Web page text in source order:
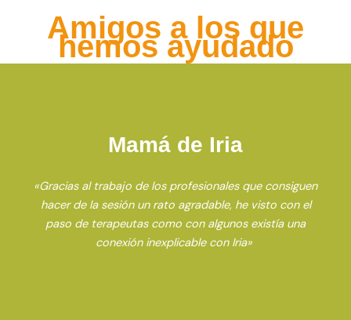
Amigos a los que
hemos ayudado
Mamá de Iria
«Gracias al trabajo de los profesionales que consiguen
hacer de la sesión un rato agradable, he visto con el
paso de terapeutas como con algunos existía una
conexión inexplicable con Iria»